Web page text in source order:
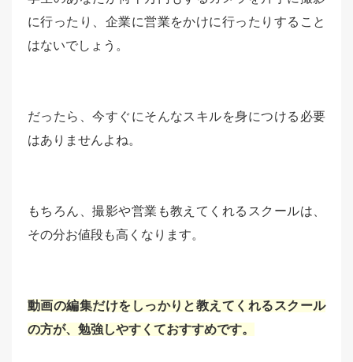
に行ったり、企業に営業をかけに行ったりすること
はないでしょう。
だったら、今すぐにそんなスキルを身につける必要
はありませんよね。
もちろん、撮影や営業も教えてくれるスクールは、
その分お値段も高くなります。
動画の編集だけをしっかりと教えてくれるスクール
の方が、勉強しやすくておすすめです。